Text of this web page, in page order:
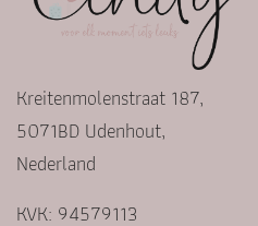
Kreitenmolenstraat 187,
5071BD Udenhout,
Nederland
KVK: 94579113